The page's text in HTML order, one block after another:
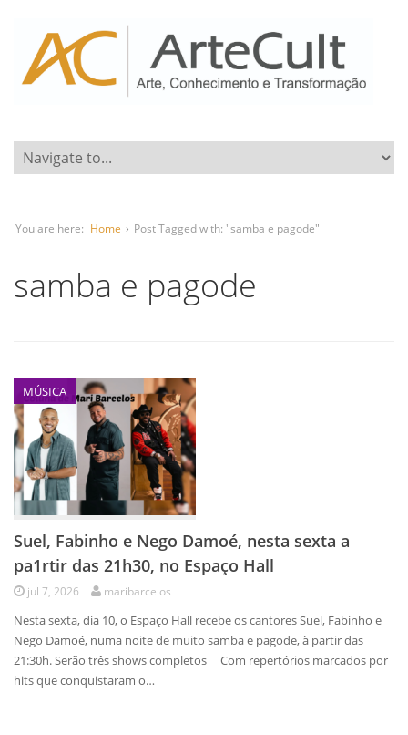
You are here: Home › Post Tagged with: "samba e pagode"
samba e pagode
MÚSICA
Suel, Fabinho e Nego Damoé, nesta sexta a
pa1rtir das 21h30, no Espaço Hall
jul 7, 2026 maribarcelos
Nesta sexta, dia 10, o Espaço Hall recebe os cantores Suel, Fabinho e
Nego Damoé, numa noite de muito samba e pagode, à partir das
21:30h. Serão três shows completos Com repertórios marcados por
hits que conquistaram o…